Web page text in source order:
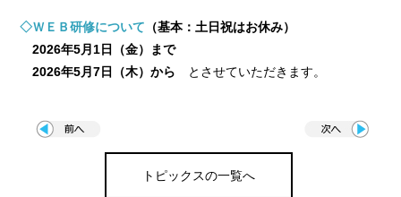
◇ＷＥＢ研修について （基本：土日祝はお休み）
2026年5月1日（金）まで
2026年5月7日（木）から とさせていただきます。
トピックスの一覧へ